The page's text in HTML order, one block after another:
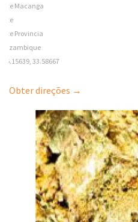
Tete Macanga
Tete
Tete Provincia
Mozambique
-16.15639, 33.58667
Obter direções →